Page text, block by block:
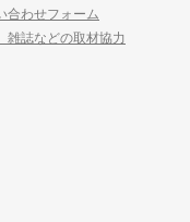
合わせフォーム
雑誌などの取材協力